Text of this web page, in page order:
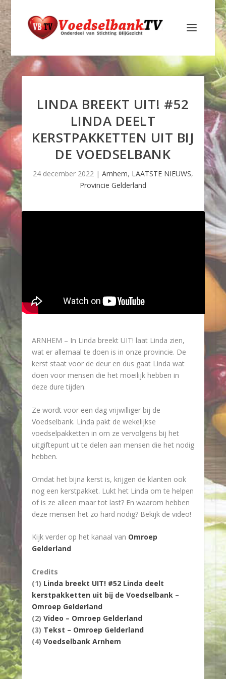
LINDA BREEKT UIT! #52
LINDA DEELT
KERSTPAKKETTEN UIT BIJ
DE VOEDSELBANK
24 december 2022| Arnhem, LAATSTE NIEUWS,
Provincie Gelderland
ARNHEM – In Linda breekt UIT! laat Linda zien,
wat er allemaal te doen is in onze provincie. De
kerst staat voor de deur en dus gaat Linda wat
doen voor mensen die het moeilijk hebben in
deze dure tijden.
Ze wordt voor een dag vrijwilliger bij de
Voedselbank. Linda pakt de wekelijkse
voedselpakketten in om ze vervolgens bij het
uitgiftepunt uit te delen aan mensen die het nodig
hebben.
Omdat het bijna kerst is, krijgen de klanten ook
nog een kerstpakket. Lukt het Linda om te helpen
of is ze alleen maar tot last? En waarom hebben
deze mensen het zo hard nodig? Bekijk de video!
Kijk verder op het kanaal van Omroep
Gelderland
Credits
(1) Linda breekt UIT! #52 Linda deelt
kerstpakketten uit bij de Voedselbank –
Omroep Gelderland
(2) Video – Omroep Gelderland
(3) Tekst – Omroep Gelderland
(4) Voedselbank Arnhem